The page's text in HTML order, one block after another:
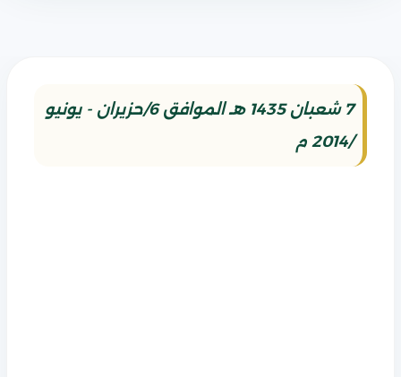
7 شعبان 1435 هـ الموافق 6/حزيران - يونيو
/2014 م